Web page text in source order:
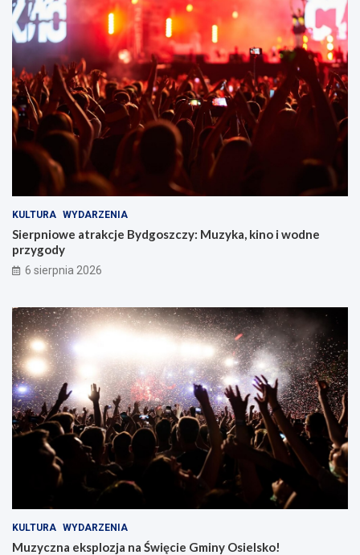
o
s
z
c
z
y
!
KULTURA WYDARZENIA
Sierpniowe atrakcje Bydgoszczy: Muzyka, kino i wodne
przygody
6 sierpnia 2026
KULTURA WYDARZENIA
Muzyczna eksplozja na Święcie Gminy Osielsko!